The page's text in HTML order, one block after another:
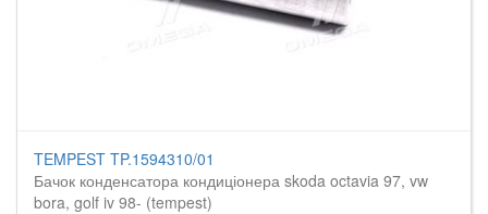
TEMPEST TP.1594310/01
Бачок конденсатора кондиціонера skoda octavia 97, vw
bora, golf iv 98- (tempest)